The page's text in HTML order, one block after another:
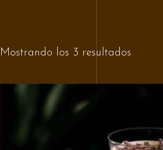
Mostrando los 3 resultados